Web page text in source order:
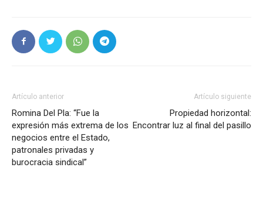
Artículo anterior
Romina Del Pla: “Fue la
expresión más extrema de los
negocios entre el Estado,
patronales privadas y
burocracia sindical”
Artículo siguiente
Propiedad horizontal:
Encontrar luz al final del pasillo